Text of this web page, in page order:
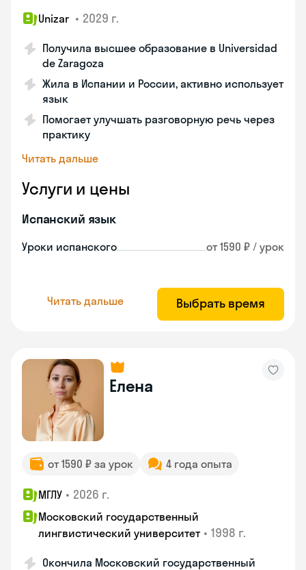
Unizar • 2029 г.
Получила высшее образование в Universidad
de Zaragoza
Жила в Испании и России, активно использует
язык
Помогает улучшать разговорную речь через
практику
Читать дальше
Услуги и цены
Испанский язык
Уроки испанского от 1590 ₽ / урок
Читать дальше Выбрать время
Елена
от 1590 ₽ за урок 4 года опыта
МГЛУ • 2026 г.
Московский государственный
лингвистический университет • 1998 г.
Окончила Московский государственный